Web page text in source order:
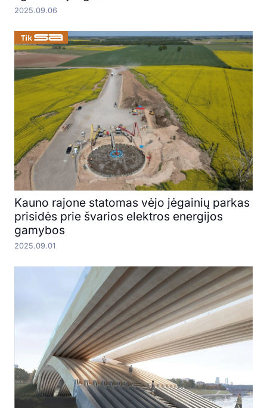
2025.09.06
Kauno rajone statomas vėjo jėgainių parkas
prisidės prie švarios elektros energijos
gamybos
2025.09.01